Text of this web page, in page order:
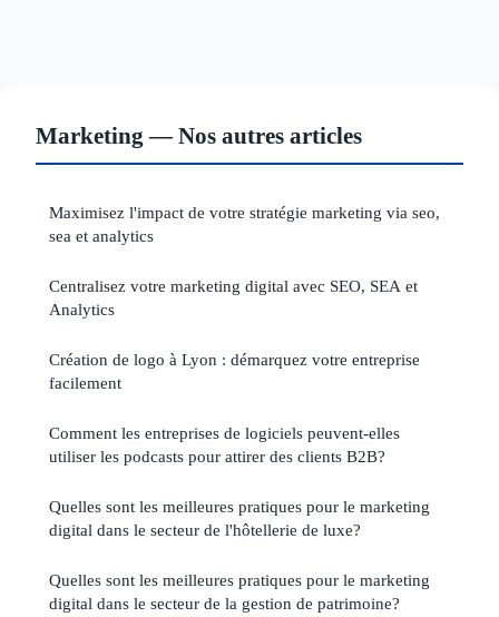
Marketing — Nos autres articles
Maximisez l'impact de votre stratégie marketing via seo,
sea et analytics
Centralisez votre marketing digital avec SEO, SEA et
Analytics
Création de logo à Lyon : démarquez votre entreprise
facilement
Comment les entreprises de logiciels peuvent-elles
utiliser les podcasts pour attirer des clients B2B?
Quelles sont les meilleures pratiques pour le marketing
digital dans le secteur de l'hôtellerie de luxe?
Quelles sont les meilleures pratiques pour le marketing
digital dans le secteur de la gestion de patrimoine?